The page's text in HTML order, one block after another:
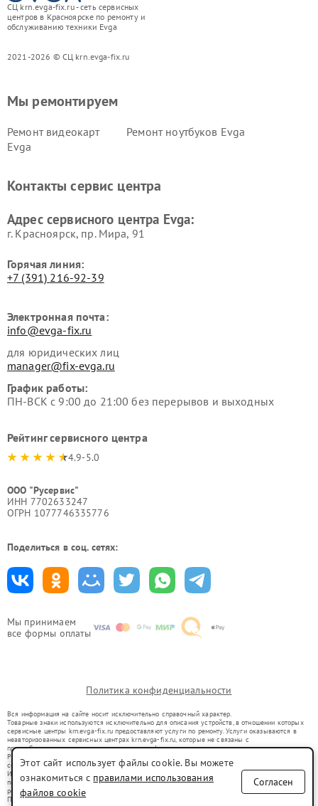
СЦ krn.evga-fix.ru - сеть сервисных
центров в Красноярске по ремонту и
обслуживанию техники Evga
2021-2026 © СЦ krn.evga-fix.ru
Мы принимаем
все формы оплаты
Мы ремонтируем
Ремонт видеокарт
Evga
Ремонт ноутбуков Evga
Контакты сервис центра
Адрес сервисного центра Evga:
г. Красноярск, ​пр. Мира, 91
Горячая линия:
+7 (391) 216-92-39
Электронная почта:
info@evga-fix.ru
для юридических лиц
manager@fix-evga.ru
График работы:
ПН-ВСК с 9:00 до 21:00 без перерывов и выходных
Рейтинг сервисного центра
4.9-5.0
ООО "Русервис"
ИНН 7702633247
ОГРН 1077746335776
Поделиться в соц. сетях:
Политика конфиденциальности
Вся информация на сайте носит исключительно справочный характер.
Товарные знаки используются исключительно для описания устройств, в отношении которых
сервисные центры krn.evga-fix.ru предоставляют услуги по ремонту. Услуги оказываются в
неавторизованных сервисных центрах krn.evga-fix.ru, которые не связаны с
правообладателями товарных знаков или их официальными представителями.
Ремонт осуществляется для устройств, уже введенных в гражданский оборот в соответствии
со статьей 1487 ГК РФ.
Использование товарных знаков не преследует цели индивидуализации услуг или введения
потребителей в заблуждение, а служит для информирования о предоставляемых услугах по
ремонту техники указанных брендов.
Представленная на сайте информация не является публичной офертой, определяемой
Этот сайт использует файлы cookie. Вы можете
ознакомиться с правилами использования
файлов cookie
Согласен